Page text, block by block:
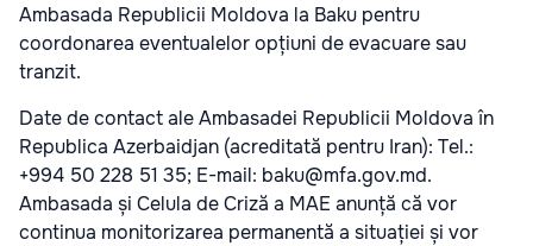
Ambasada Republicii Moldova la Baku pentru
coordonarea eventualelor opțiuni de evacuare sau
tranzit.
Date de contact ale Ambasadei Republicii Moldova în
Republica Azerbaidjan (acreditată pentru Iran): Tel.:
+994 50 228 51 35; E-mail: baku@mfa.gov.md.
Ambasada și Celula de Criză a MAE anunță că vor
continua monitorizarea permanentă a situației și vor